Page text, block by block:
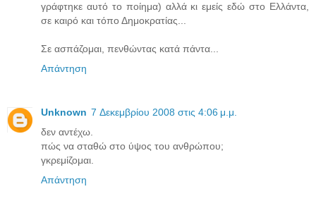
γράφτηκε αυτό το ποίημα) αλλά κι εμείς εδώ στο Ελλάντα,
σε καιρό και τόπο Δημοκρατίας...
Σε ασπάζομαι, πενθώντας κατά πάντα...
Απάντηση
Unknown 7 Δεκεμβρίου 2008 στις 4:06 μ.μ.
δεν αντέχω.
πώς να σταθώ στο ύψος του ανθρώπου;
γκρεμίζομαι.
Απάντηση